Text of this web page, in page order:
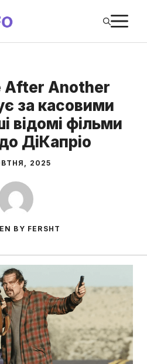
After Another
за касовими
відомі фільми
ДіКапріо
2025
BY FERSHT